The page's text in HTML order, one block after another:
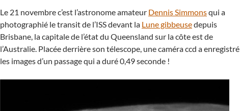
Le 21 novembre c’est l’astronome amateur Dennis Simmonsqui a
photographié le transit de l’ISS devant la Lune gibbeusedepuis
Brisbane, la capitale de l’état du Queensland sur la côte est de
l’Australie. Placée derrière son télescope, une caméra ccd a enregistré
les images d’un passage qui a duré 0,49 seconde !